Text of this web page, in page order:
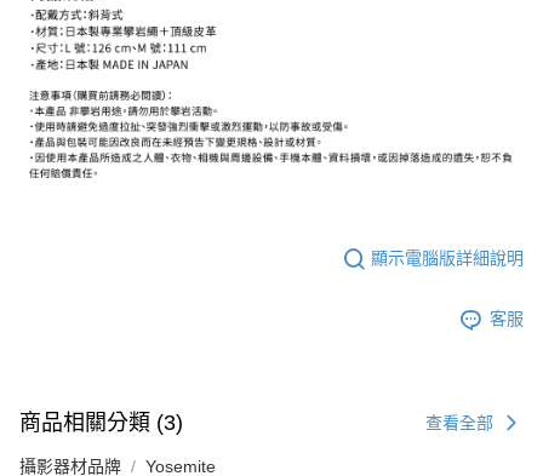
３．未成年的使用者請事先徵得法定代理人或監護人之同意方可使用
「AFTEE先享後付」，若未經同意申辦者引起之損失，本公司不負相關責
任。
時審查核予不同之上限額度；若仍有額度不足之情形，本公司將視審查結果
請求用戶進行身份認證。
５．嚴禁一人註冊多個帳號或使用他人資訊註冊。若發現惡意使用之情形，
恩沛科技股份有限公司將有權停止該用戶之使用額度並採取法律行動。
顯示電腦版詳細說明
客服
商品相關分類 (3) 查看全部
攝影器材品牌 Yosemite